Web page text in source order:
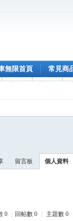
無限首頁 常見商
留言板 個人資料
0 回帖數 0 主題數 0